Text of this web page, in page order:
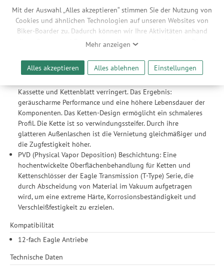
Mit der Auswahl „Alles akzeptieren“ stimmen Sie der Nutzung von
Cookies und ähnlichen Technologien auf unseren Websites von
Biker-Boarder zu. Dadurch können wir Ihre Aktivitäten anhand
Ihrer Geräte- und Browsereinstellungen nachvollziehen. Dies
Werbeanzeigen für Sie bereitzustellen sowie Funktionalitäten
unserer Website sicherzustellen und stetig zu verbessern. Dabei
werden Ihre Daten auch an Drittanbieter und Werbepartner
weitergegeben. Die Verarbeitung erfolgt ausschließlich zum
Zwecke der Einbindung von Streaming-Inhalten und der
Durchführung von statistischer Analyse, Reichweitenmessungen,
Produktempfehlungen und nutzungsbasierter Werbung.
Informationen zu den einzelnen Funktionen, den Drittanbietern
und der Speicherdauer finden Sie unter Einstellungen. Diese
Einwilligung ist freiwillig, für die Nutzung unserer Website nicht
erforderlich und gilt, bis sie widerrufen wird. Sie können Ihre
Einwilligung unter Einstellungen lediglich für bestimmte
Drittanbieter erteilen und jederzeit für die Zukunft widerrufen.
Mehr anzeigen
Alles akzeptieren Alles ablehnen Einstellungen
PowerLock® als werkzeugfreie, sichere und konstante
Möglichkeit zur Verbindung der Ketten entwickelt. Obwohl
bei PowerLock® keine besonderen Werkzeuge zur Montage
Toleranzbereichs jedes PowerLock® nur einmalig zu
verwenden.
Flow Link™: Die ultraglatten Innenlaschen der Kette sind
Kassette und Kettenblatt verringert. Das Ergebnis:
geräuscharme Performance und eine höhere Lebensdauer der
Komponenten. Das Ketten-Design ermöglicht ein schmaleres
Profil. Die Kette ist so verwindungssteifer. Durch ihre
glatteren Außenlaschen ist die Vernietung gleichmäßiger und
die Zugfestigkeit höher.
PVD (Physical Vapor Deposition) Beschichtung: Eine
hochentwickelte Oberflächenbehandlung für Ketten und
Kettenschlösser der Eagle Transmission (T-Type) Serie, die
durch Abscheidung von Material im Vakuum aufgetragen
wird, um eine extreme Härte, Korrosionsbeständigkeit und
Verschleißfestigkeit zu erzielen.
Kompatibilität
12-fach Eagle Antriebe
Technische Daten